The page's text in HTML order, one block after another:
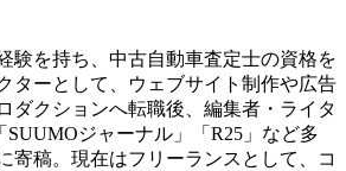
験を持ち、中古自動車査定士の資格を
ターとして、ウェブサイト制作や広告
ダクションへ転職後、編集者・ライタ
SUUMOジャーナル」「R25」など多
寄稿。現在はフリーランスとして、コ